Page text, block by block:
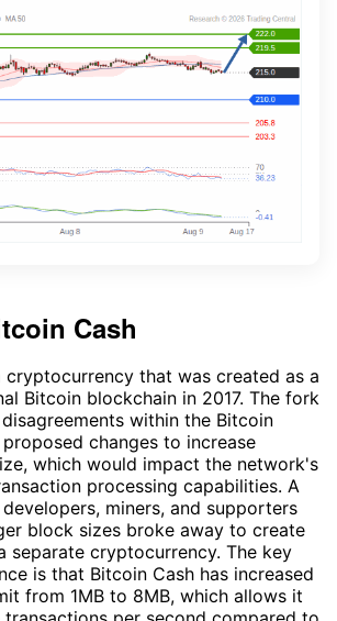
Cash
cryptocurrency that was created as a
Bitcoin blockchain in 2017. The fork
within the Bitcoin
changes to increase
which would impact the network's
processing capabilities. A
miners, and supporters
block sizes broke away to create
separate cryptocurrency. The key
is that Bitcoin Cash has increased
from 1MB to 8MB, which allows it